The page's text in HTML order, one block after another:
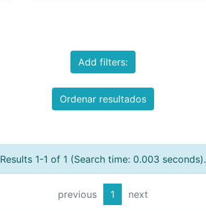
Add filters:
Ordenar resultados
Results 1-1 of 1 (Search time: 0.003 seconds).
previous 1 next